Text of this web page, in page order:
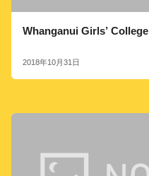
Whanganui Girls’ College
2018年10月31日